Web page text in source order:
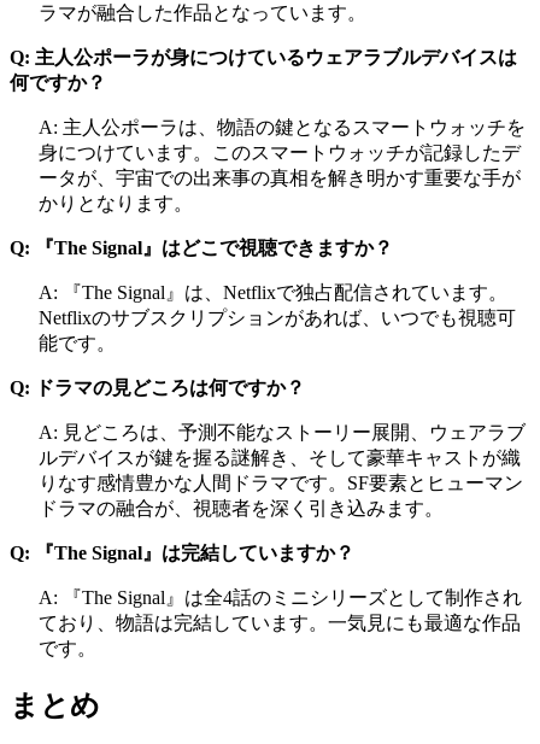
ラマが融合した作品となっています。
Q: 主人公ポーラが身につけているウェアラブルデバイスは
何ですか？
A: 主人公ポーラは、物語の鍵となるスマートウォッチを
身につけています。このスマートウォッチが記録したデ
ータが、宇宙での出来事の真相を解き明かす重要な手が
かりとなります。
Q: 『The Signal』はどこで視聴できますか？
A: 『The Signal』は、Netflixで独占配信されています。
Netflixのサブスクリプションがあれば、いつでも視聴可
能です。
Q: ドラマの見どころは何ですか？
A: 見どころは、予測不能なストーリー展開、ウェアラブ
ルデバイスが鍵を握る謎解き、そして豪華キャストが織
りなす感情豊かな人間ドラマです。SF要素とヒューマン
ドラマの融合が、視聴者を深く引き込みます。
Q: 『The Signal』は完結していますか？
A: 『The Signal』は全4話のミニシリーズとして制作され
ており、物語は完結しています。一気見にも最適な作品
です。
まとめ